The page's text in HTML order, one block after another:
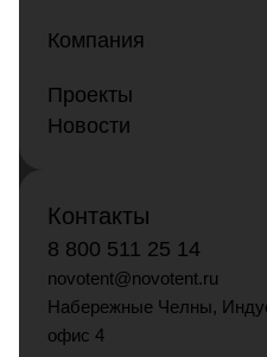
Компания
Проекты
Новости
Контакты
8 800 511 25 14
novotent@novotent.ru
Набережные Челны,
офис 4